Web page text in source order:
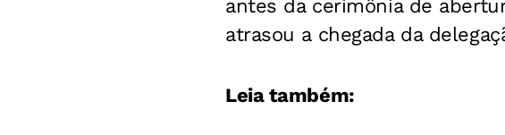
antes da cerimônia de
atrasou a chegada da
Leia também: